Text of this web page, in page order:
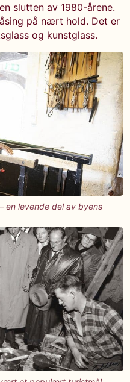
slutten av 1980-årene.
på nært hold. Det er
og kunstglass.
en levende del av byens